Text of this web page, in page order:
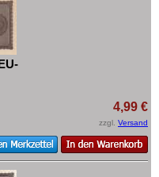
4,99 €
zzgl. Versand